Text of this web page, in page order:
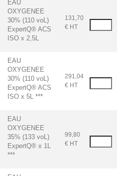
EAU
OXYGENEE
30% (110 voL)
ExpertQ® ACS
ISO x 2,5L
131,70
€ HT
EAU
OXYGENEE
30% (110 voL)
ExpertQ® ACS
ISO x 5L ***
291,04
€ HT
EAU
OXYGENEE
35% (133 voL)
ExpertQ® x 1L
***
99,80
€ HT